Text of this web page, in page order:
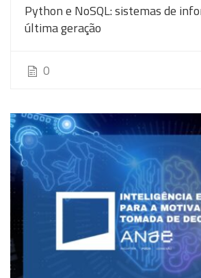
Python e NoSQL: sistemas de
última geração
0